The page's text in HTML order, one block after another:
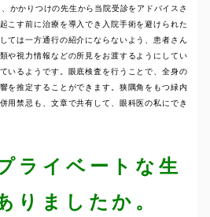
かかりつけの先生から当院受診をアドバイスさ
こす前に治療を導入でき入院手術を避けられた
ては一方通行の紹介にならないよう、患者さん
や視力情報などの所見をお渡するようにしてい
いるようです。眼底検査を行うことで、全身の
を推定することができます。狭隅角をもつ緑内
用禁忌も、文章で共有して、眼科医の私にでき
ライベートな生
りましたか。